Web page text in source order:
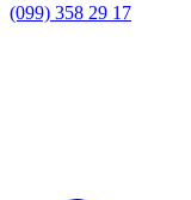
(099) 358 29 17